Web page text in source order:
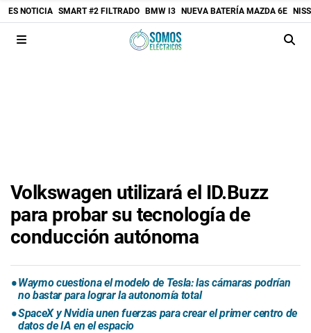
ES NOTICIA SMART #2 FILTRADO BMW I3 NUEVA BATERÍA MAZDA 6E
Volkswagen utilizará el ID.Buzz
para probar su tecnología de
conducción autónoma
Waymo cuestiona el modelo de Tesla: las cámaras podrían
no bastar para lograr la autonomía total
SpaceX y Nvidia unen fuerzas para crear el primer centro de
datos de IA en el espacio